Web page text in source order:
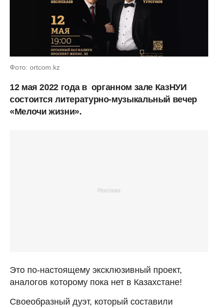
Фото: ortcom.kz
12 мая 2022 года в органном зале КазНУИ
состоится литературно-музыкальный вечер
«Мелочи жизни».
Это по-настоящему эксклюзивный проект,
аналогов которому пока нет в Казахстане!
Своеобразный дуэт, который составили